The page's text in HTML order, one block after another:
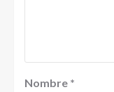
Nombre *